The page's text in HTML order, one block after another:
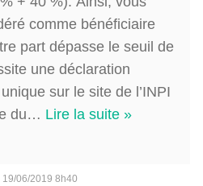
comme bénéficiaire
part dépasse le seuil de
une déclaration
sur le site de l’INPI
du… Lire la suite »
19/06/2019 8h40